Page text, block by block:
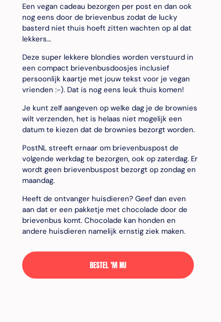
Een vegan cadeau bezorgen per post en dan ook
nog eens door de brievenbus zodat de lucky
basterd niet thuis hoeft zitten wachten op al dat
lekkers…
Deze super lekkere blondies worden verstuurd in
een compact brievenbusdoosjes inclusief
persoonlijk kaartje met jouw tekst voor je vegan
vrienden :-). Dat is nog eens leuk thuis komen!
Je kunt zelf aangeven op welke dag je de brownies
wilt verzenden, het is helaas niet mogelijk een
datum te kiezen dat de brownies bezorgt worden.
PostNL streeft ernaar om brievenbuspost de
volgende werkdag te bezorgen, ook op zaterdag. Er
wordt geen brievenbuspost bezorgt op zondag en
maandag.
Heeft de ontvanger huisdieren? Geef dan even
aan dat er een pakketje met chocolade door de
brievenbus komt. Chocolade kan honden en
andere huisdieren namelijk ernstig ziek maken.
BESTEL 'M NU